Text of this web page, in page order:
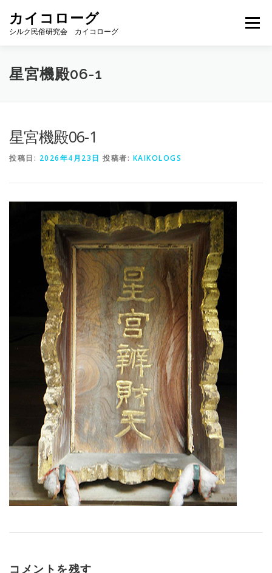
カイコローグ
シルク民俗研究会 カイコローグ
メニュー
カイコローグの歩み
星宮機殿06-1
星宮機殿06-1
投稿日: 2026年4月23日 投稿者: KAIKOLOGS
コメントを残す